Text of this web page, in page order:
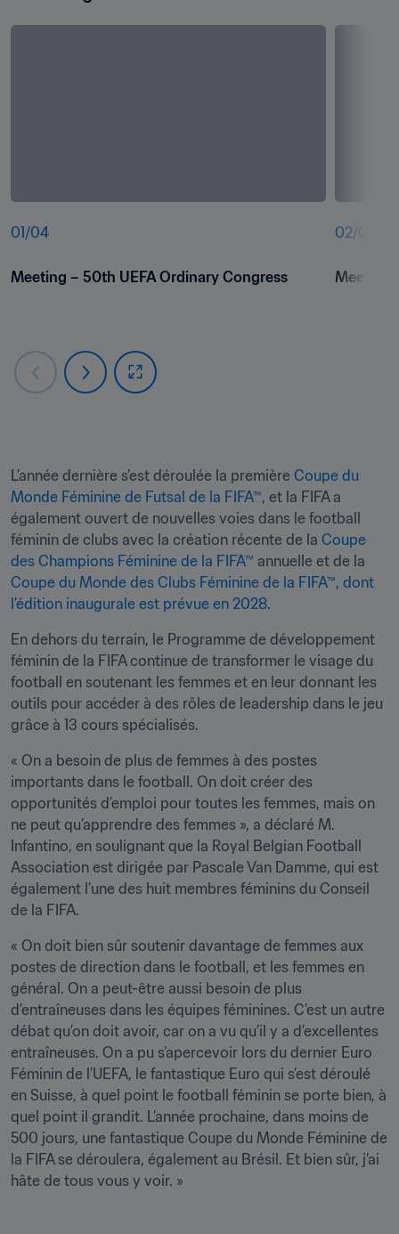
01 /04
Meeting – 50th UEFA Ordinary Congress
02/04
Meeting
L’année dernière s’est déroulée la première Coupe du
Monde Féminine de Futsal de la FIFA™, et la FIFA a
également ouvert de nouvelles voies dans le football
féminin de clubs avec la création récente de la Coupe
des Champions Féminine de la FIFA™
Coupe du Monde des Clubs Féminine de la FIFA™, dont
l’édition inaugurale est prévue en 2028.
En dehors du terrain, le Programme de développement
féminin de la FIFA continue de transformer le visage du
football en soutenant les femmes et en leur donnant les
outils pour accéder à des rôles de leadership dans le jeu
grâce à 13 cours spécialisés.
« On a besoin de plus de femmes à des postes
importants dans le football. On doit créer des
opportunités d’emploi pour toutes les femmes, mais on
ne peut qu’apprendre des femmes », a déclaré M.
Infantino, en soulignant que la Royal Belgian Football
Association est dirigée par Pascale Van Damme, qui est
également l’une des huit membres féminins du Conseil
de la FIFA.
« On doit bien sûr soutenir davantage de femmes aux
postes de direction dans le football, et les femmes en
général. On a peut-être aussi besoin de plus
d’entraîneuses dans les équipes féminines. C’est un autre
débat qu’on doit avoir, car on a vu qu’il y a d’excellentes
entraîneuses. On a pu s’apercevoir lors du dernier Euro
Féminin de l’UEFA, le fantastique Euro qui s’est déroulé
en Suisse, à quel point le football féminin se porte bien, à
quel point il grandit. L’année prochaine, dans moins de
500 jours, une fantastique Coupe du Monde Féminine de
la FIFA se déroulera, également au Brésil. Et bien sûr, j’ai
hâte de tous vous y voir. »